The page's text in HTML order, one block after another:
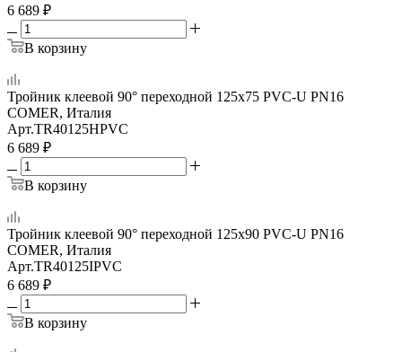
6 689 ₽
В корзину
Тройник клеевой 90° переходной 125x75 PVC-U PN16
COMER, Италия
Арт.TR40125HPVC
6 689 ₽
В корзину
Тройник клеевой 90° переходной 125x90 PVC-U PN16
COMER, Италия
Арт.TR40125IPVC
6 689 ₽
В корзину